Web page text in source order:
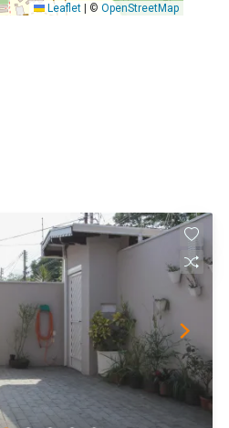
Leaflet | © OpenStreetMap